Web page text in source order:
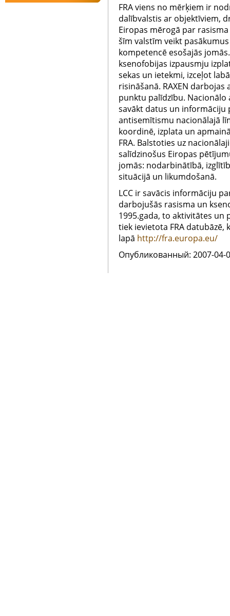
FRA viens no mērķiem ir
dalībvalstis ar objektīviem,
Eiropas mērogā par
šīm valstīm veikt
kompetencē esošajās
ksenofobijas izpausmju
sekas un ietekmi, izceļot
risināšanā. RAXEN
punktu palīdzību.
savākt datus un
antisemītismu nacionālajā
koordinē, izplata un
FRA. Balstoties uz
salīdzinošus Eiropas
jomās: nodarbinātībā,
situācijā un likumdošanā.
LCC ir savācis informāciju
darbojušās rasisma un
1995.gada, to aktivitātes un
tiek ievietota FRA datubāzē,
lapā http://fra.europa.eu/
Oпубликованный: 2007-04-